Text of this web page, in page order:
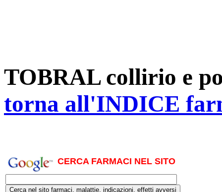
TOBRAL collirio e
torna all'INDICE
CERCA FARMACI NEL SITO